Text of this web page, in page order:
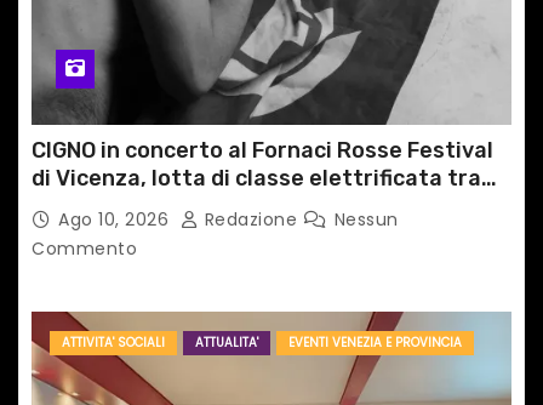
l
i
CIGNO in concerto al Fornaci Rosse Festival
di Vicenza, lotta di classe elettrificata tra
sacro e profano
Ago 10, 2026 Redazione
Nessun
Commento
ATTIVITA' SOCIALI ATTUALITA' EVENTI VENEZIA E PROVINCIA